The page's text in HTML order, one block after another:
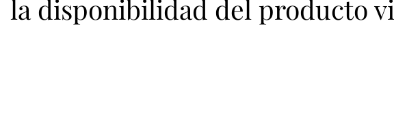
la disponibilidad del producto